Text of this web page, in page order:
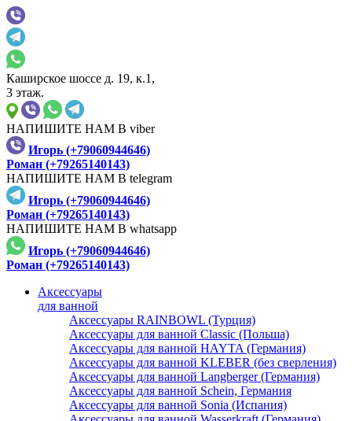
Каширское шоссе д. 19, к.1,
3 этаж.
НАПИШИТЕ НАМ В viber
Игорь (+79060944646)
Роман (+79265140143)
НАПИШИТЕ НАМ В telegram
Игорь (+79060944646)
Роман (+79265140143)
НАПИШИТЕ НАМ В whatsapp
Игорь (+79060944646)
Роман (+79265140143)
Аксессуары
для ванной
Аксессуары RAINBOWL (Турция)
Аксессуары для ванной Classic (Польша)
Аксессуары для ванной HAYTA (Германия)
Аксессуары для ванной KLEBER (без сверления)
Аксессуары для ванной Langberger (Германия)
Аксессуары для ванной Schein, Германия
Аксессуары для ванной Sonia (Испания)